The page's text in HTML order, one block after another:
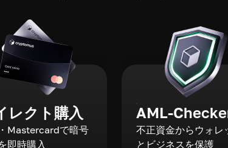
レクト購入
Mastercardで暗号
即時購入
AML-
不正資金からウォレ
とビジネスを保護